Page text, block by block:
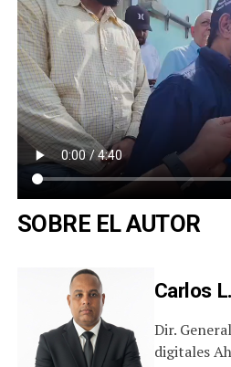
SOBRE EL AUTOR
Carlos
Dir.
digitales